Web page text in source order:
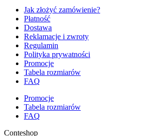
Jak złożyć zamówienie?
Płatność
Dostawa
Reklamacje i zwroty
Regulamin
Polityka prywatności
Promocje
Tabela rozmiarów
FAQ
Promocje
Tabela rozmiarów
FAQ
Conteshop